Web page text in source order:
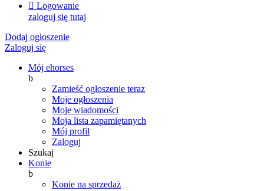
 Logowanie
zaloguj się tutaj
Dodaj ogłoszenie
Zaloguj się
Mój ehorses
b
Zamieść ogłoszenie teraz
Moje ogłoszenia
Moje wiadomości
Moja lista zapamiętanych
Mój profil
Zaloguj
Szukaj
Konie
b
Konie na sprzedaż